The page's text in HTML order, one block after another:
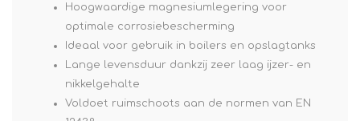
Hoogwaardige magnesiumlegering voor
optimale corrosiebescherming
Ideaal voor gebruik in boilers en opslagtanks
Lange levensduur dankzij zeer laag ijzer- en
nikkelgehalte
Voldoet ruimschoots aan de normen van EN